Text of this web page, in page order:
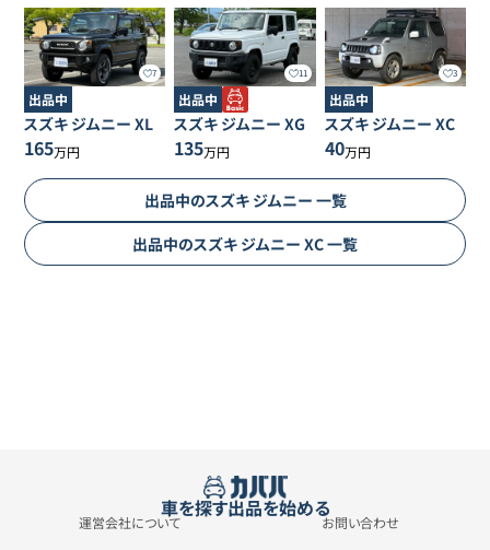
7
出品中
スズキ ジムニー XL
165万円
11
出品中
スズキ ジムニー XG
135万円
3
出品中
スズキ ジムニー XC
40万円
出品中のスズキ ジムニー 一覧
出品中のスズキ ジムニー XC一覧
車を探す出品を始める
運営会社について お問い合わせ